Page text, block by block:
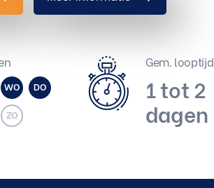
WO DO
ZO
Gem. looptijd
1 tot 2
dagen